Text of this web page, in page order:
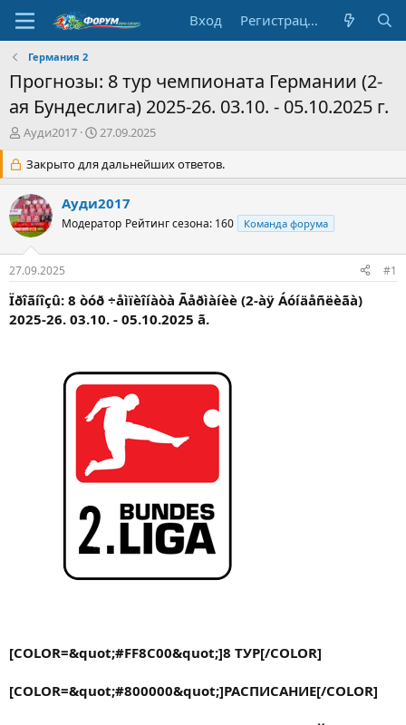
Вход Регистрация
Германия 2
Прогнозы: 8 тур чемпионата Германии (2-
ая Бундеслига) 2025-26. 03.10. - 05.10.2025 г.
А
т
о
р
т
е
м
Ауди2017
Д
т
а
н
а
ч
а
27.09.2025
Закрыто для дальнейших ответов.
Ауди2017
Модератор Рейтинг сезона: 160 Команда форума
27.09.2025 #1
Ïðîãíîçû: 8 òóð ÷åìïèîíàòà Ãåðìàíèè (2-àÿ Áóíäåñëèãà)
2025-26. 03.10. - 05.10.2025 ã.
[COLOR=&quot;#FF8C00&quot;]8 ТУР[/COLOR]
[COLOR=&quot;#800000&quot;]РАСПИСАНИЕ[/COLOR]